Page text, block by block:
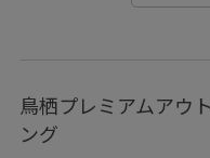
キャップ
タンクトップ チュール
ニット
鳥栖プレミアムアウ
ング